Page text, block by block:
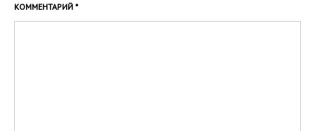
КОММЕНТАРИЙ *